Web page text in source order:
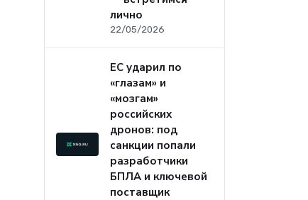
лично
22/05/2026
ЕС ударил по
«глазам» и
«мозгам»
российских
дронов: под
санкции попали
разработчики
БПЛА и ключевой
поставщик